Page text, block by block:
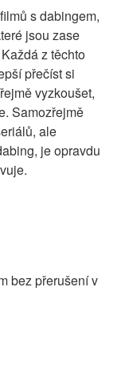
s dabingem,
jsou zase
z těchto
přečíst si
vyzkoušet,
Samozřejmě
ale
je opravdu
bez přerušení v